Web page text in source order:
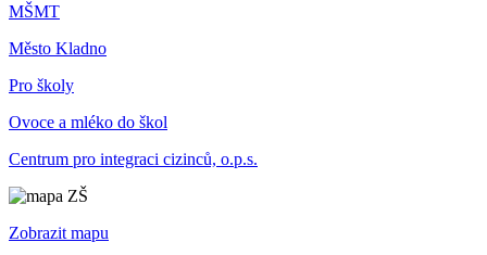
MŠMT
Město Kladno
Pro školy
Ovoce a mléko do škol
Centrum pro integraci cizinců, o.p.s.
Zobrazit mapu